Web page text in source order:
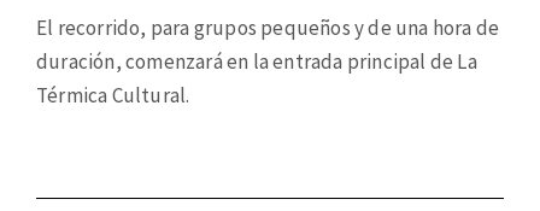
El recorrido, para grupos pequeños y de una hora de
duración, comenzará en la entrada principal de La
Térmica Cultural.